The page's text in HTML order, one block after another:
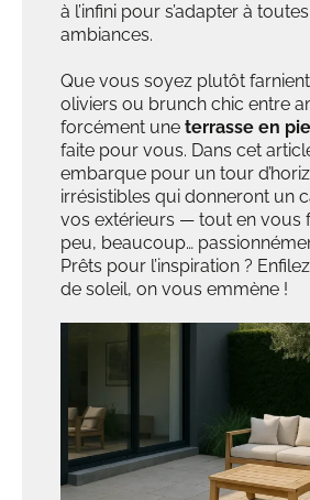
à l’infini pour s’adapter à
ambiances.
Que vous soyez plutôt
oliviers ou brunch chic entre
forcément une terrasse en
faite pour vous. Dans cet
embarque pour un tour
irrésistibles qui donneront un
vos extérieurs — tout en vous
peu, beaucoup…
Prêts pour l’inspiration ?
de soleil, on vous emmène !